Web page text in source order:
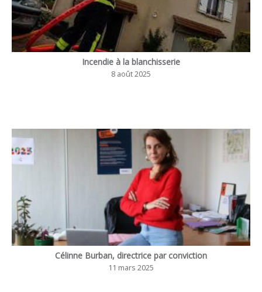
Incendie à la blanchisserie
8 août 2025
Célinne Burban, directrice par conviction
11 mars 2025